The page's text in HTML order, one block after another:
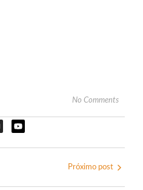
No Comments
Próximo post